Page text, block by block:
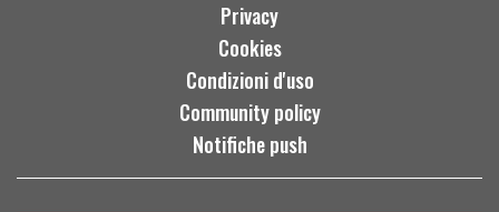
Privacy
Cookies
Condizioni d'uso
Community policy
Notifiche push